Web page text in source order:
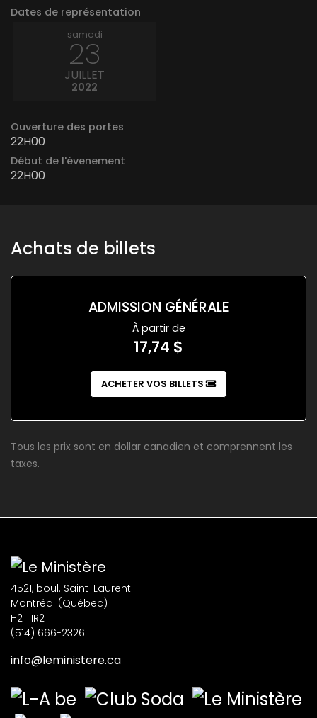
Dates de représentation
samedi
23
JUILLET
2022
Ouverture des portes
22H00
Début de l'évenement
22H00
Achats de billets
ADMISSION GÉNÉRALE
À partir de
17,74 $
ACHETER VOS BILLETS
Tous les prix sont en dollar canadien et comprennent les
taxes.
4521, boul. Saint-Laurent
Montréal (Québec)
H2T 1R2
(514) 666-2326
info@leministere.ca